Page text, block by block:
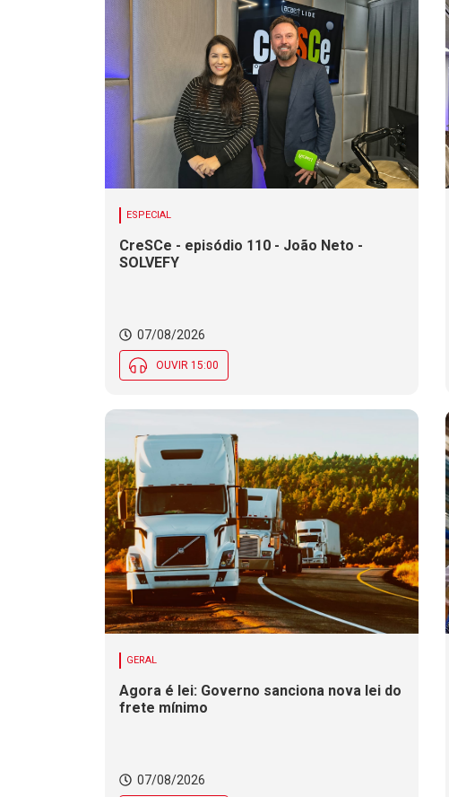
ESPECIAL
CreSCe - episódio 110 - João Neto -
SOLVEFY
07/08/2026
OUVIR 15:00
GERAL
Agora é lei: Governo sanciona nova lei do
frete mínimo
07/08/2026